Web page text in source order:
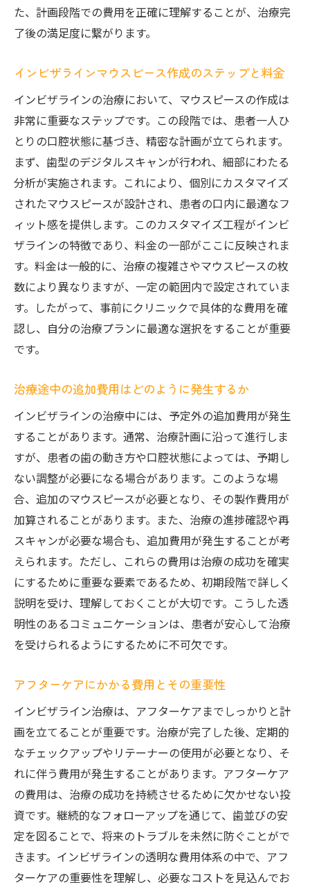
た、計画段階での費用を正確に理解することが、治療完
了後の満足度に繋がります。
インビザラインマウスピース作成のステップと料金
インビザラインの治療において、マウスピースの作成は
非常に重要なステップです。この段階では、患者一人ひ
とりの口腔状態に基づき、精密な計画が立てられます。
まず、歯型のデジタルスキャンが行われ、細部にわたる
分析が実施されます。これにより、個別にカスタマイズ
されたマウスピースが設計され、患者の口内に最適なフ
ィット感を提供します。このカスタマイズ工程がインビ
ザラインの特徴であり、料金の一部がここに反映されま
す。料金は一般的に、治療の複雑さやマウスピースの枚
数により異なりますが、一定の範囲内で設定されていま
す。したがって、事前にクリニックで具体的な費用を確
認し、自分の治療プランに最適な選択をすることが重要
です。
治療途中の追加費用はどのように発生するか
インビザラインの治療中には、予定外の追加費用が発生
することがあります。通常、治療計画に沿って進行しま
すが、患者の歯の動き方や口腔状態によっては、予期し
ない調整が必要になる場合があります。このような場
合、追加のマウスピースが必要となり、その製作費用が
加算されることがあります。また、治療の進捗確認や再
スキャンが必要な場合も、追加費用が発生することが考
えられます。ただし、これらの費用は治療の成功を確実
にするために重要な要素であるため、初期段階で詳しく
説明を受け、理解しておくことが大切です。こうした透
明性のあるコミュニケーションは、患者が安心して治療
を受けられるようにするために不可欠です。
アフターケアにかかる費用とその重要性
インビザライン治療は、アフターケアまでしっかりと計
画を立てることが重要です。治療が完了した後、定期的
なチェックアップやリテーナーの使用が必要となり、そ
れに伴う費用が発生することがあります。アフターケア
の費用は、治療の成功を持続させるために欠かせない投
資です。継続的なフォローアップを通じて、歯並びの安
定を図ることで、将来のトラブルを未然に防ぐことがで
きます。インビザラインの透明な費用体系の中で、アフ
ターケアの重要性を理解し、必要なコストを見込んでお